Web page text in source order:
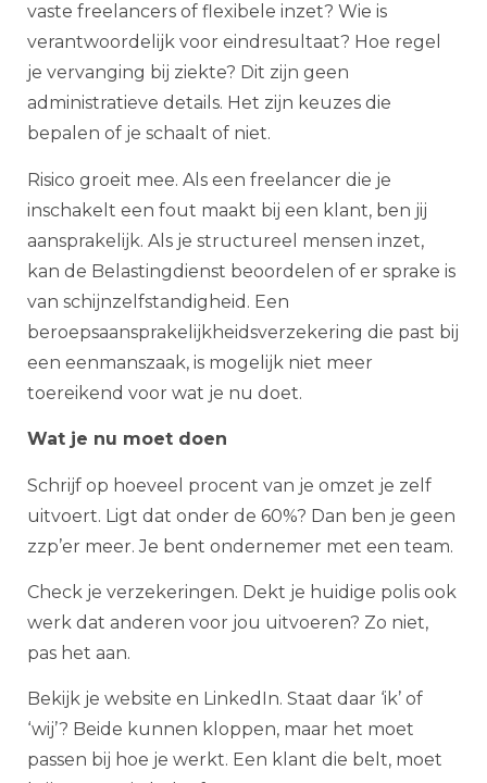
vaste freelancers of flexibele inzet? Wie is
verantwoordelijk voor eindresultaat? Hoe regel
je vervanging bij ziekte? Dit zijn geen
administratieve details. Het zijn keuzes die
bepalen of je schaalt of niet.
Risico groeit mee. Als een freelancer die je
inschakelt een fout maakt bij een klant, ben jij
aansprakelijk. Als je structureel mensen inzet,
kan de Belastingdienst beoordelen of er sprake is
van schijnzelfstandigheid. Een
beroepsaansprakelijkheidsverzekering die past bij
een eenmanszaak, is mogelijk niet meer
toereikend voor wat je nu doet.
Wat je nu moet doen
Schrijf op hoeveel procent van je omzet je zelf
uitvoert. Ligt dat onder de 60%? Dan ben je geen
zzp’er meer. Je bent ondernemer met een team.
Check je verzekeringen. Dekt je huidige polis ook
werk dat anderen voor jou uitvoeren? Zo niet,
pas het aan.
Bekijk je website en LinkedIn. Staat daar ‘ik’ of
‘wij’? Beide kunnen kloppen, maar het moet
passen bij hoe je werkt. Een klant die belt, moet